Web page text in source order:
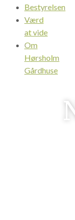
Bestyrelsen
Værd
at vide
Om
Hørsholm
Gårdhuse